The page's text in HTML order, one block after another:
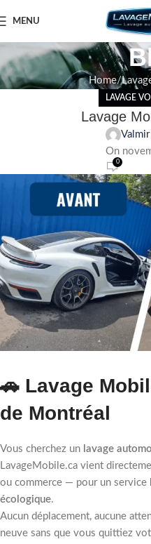
MENU
Home
LAVAGE
Lavage
Valmir
On
0
🚗 Lavage
de Montréal
Vous cherchez un lavage
LavageMobile.ca vient
ou commerce — pour un service
écologique.
Aucun déplacement, aucune
neuve sans que vous quittiez